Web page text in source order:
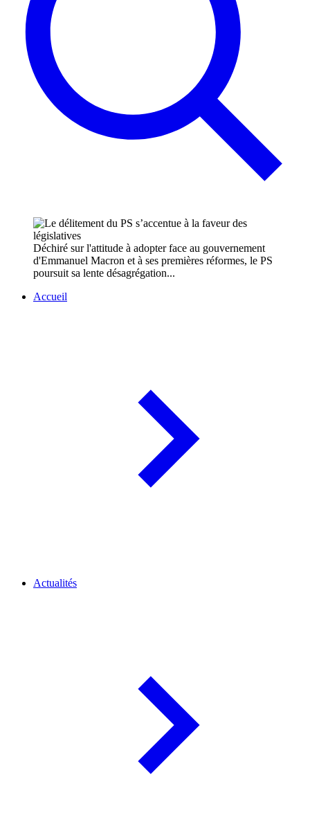
Déchiré sur l'attitude à adopter face au gouvernement
d'Emmanuel Macron et à ses premières réformes, le PS
poursuit sa lente désagrégation...
Accueil
Actualités